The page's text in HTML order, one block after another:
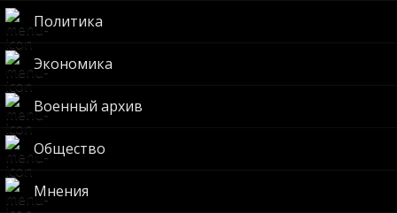
Политика
Экономика
Военный архив
Общество
Мнения